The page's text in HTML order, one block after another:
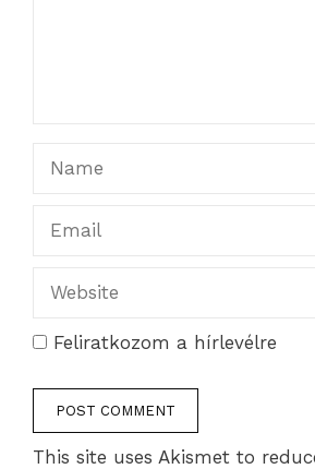
Website
Feliratkozom a hírlevélre
This site uses Akismet to